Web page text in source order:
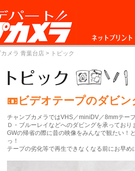
ネットプリント
メラ 青葉台店 > トピック
📼ビデオテープのダビン
チャンプカメラではVHS／miniDV／8mmテー
Ｄ・ブルーレイなどへのダビングを承ってお
GWの帰省の際に昔の映像をみんなで観たい！
っ！
テープの劣化等で再生できなくなる前にお早め